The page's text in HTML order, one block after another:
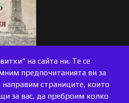
на сайта ни. Те се
предпочитанията ви за
направим страниците, които
за вас, да преброим колко